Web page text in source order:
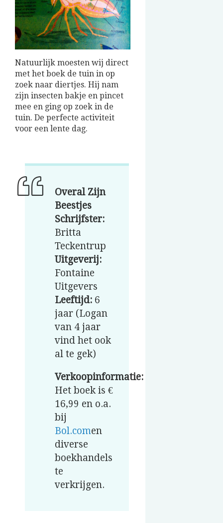
Natuurlijk moesten wij direct
met het boek de tuin in op
zoek naar diertjes. Hij nam
zijn insecten bakje en pincet
mee en ging op zoek in de
tuin. De perfecte activiteit
voor een lente dag.
Overal Zijn
Beestjes
Schrijfster:
Britta
Teckentrup
Uitgeverij:
Fontaine
Uitgevers
Leeftijd: 6
jaar (Logan
van 4 jaar
vind het ook
al te gek)
Verkoopinformatie:
Het boek is €
16,99 en o.a.
bij
Bol.comen
diverse
boekhandels
te
verkrijgen.